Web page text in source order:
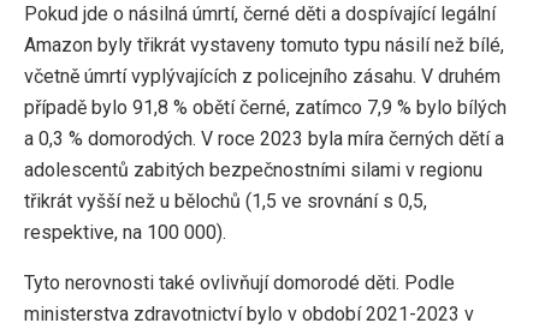
Pokud jde o násilná úmrtí, černé děti a dospívající legální
Amazon byly třikrát vystaveny tomuto typu násilí než bílé,
včetně úmrtí vyplývajících z policejního zásahu. V druhém
případě bylo 91,8 % obětí černé, zatímco 7,9 % bylo bílých
a 0,3 % domorodých. V roce 2023 byla míra černých dětí a
adolescentů zabitých bezpečnostními silami v regionu
třikrát vyšší než u bělochů (1,5 ve srovnání s 0,5,
respektive, na 100 000).
Tyto nerovnosti také ovlivňují domorodé děti. Podle
ministerstva zdravotnictví bylo v období 2021-2023 v